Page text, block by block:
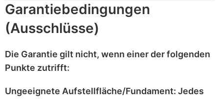
Garantiebedingungen
(Ausschlüsse)
Die Garantie gilt nicht, wenn einer der folgenden
Punkte zutrifft:
Ungeeignete Aufstellfläche/Fundament: Jedes